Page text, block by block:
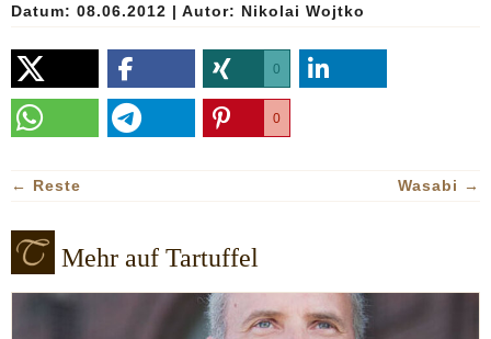
Datum: 08.06.2012 | Autor: Nikolai Wojtko
0
0
← Reste Wasabi →
Mehr auf Tartuffel